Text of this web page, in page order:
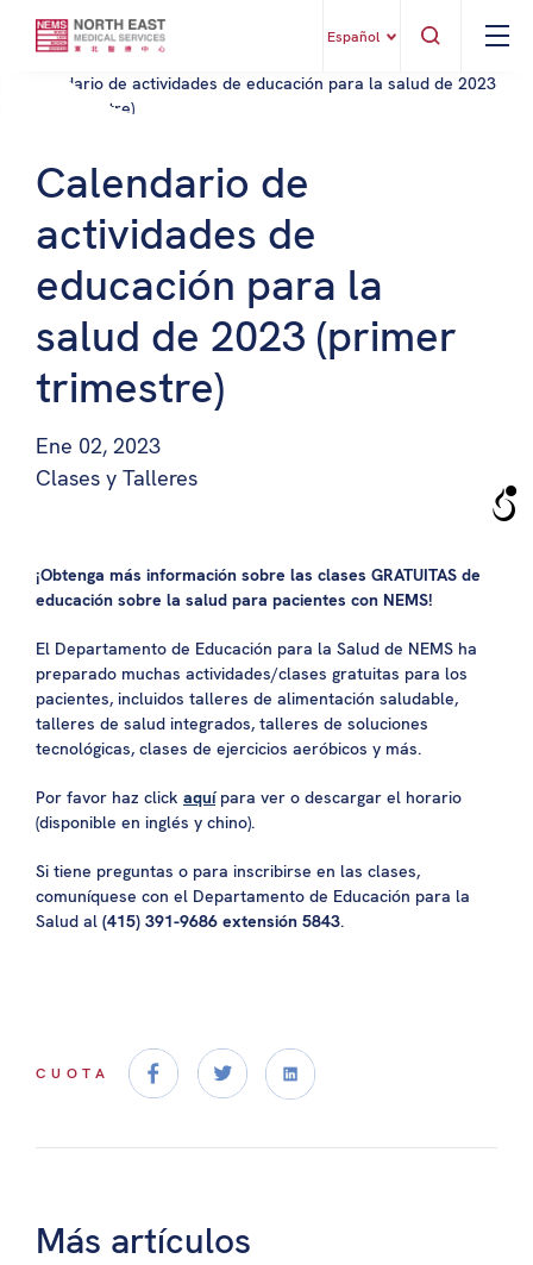
Español
Calendario de
actividades de
educación para la
salud de 2023 (primer
trimestre)
Ene 02, 2023
Clases y Talleres
¡Obtenga más información sobre las clases GRATUITAS de
educación sobre la salud para pacientes con NEMS!
El Departamento de Educación para la Salud de NEMS ha
preparado muchas actividades/clases gratuitas para los
pacientes, incluidos talleres de alimentación saludable,
talleres de salud integrados, talleres de soluciones
tecnológicas, clases de ejercicios aeróbicos y más.
Por favor haz click aquípara ver o descargar el horario
(disponible en inglés y chino).
Si tiene preguntas o para inscribirse en las clases,
comuníquese con el Departamento de Educación para la
Salud al (415) 391-9686 extensión 5843.
CUOTA
Más artículos